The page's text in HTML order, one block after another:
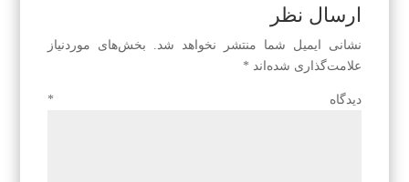
ارسال نظر
نشانی ایمیل شما منتشر نخواهد شد.
بخش‌های موردنیاز
علامت‌گذاری شده‌اند *
دیدگاه *